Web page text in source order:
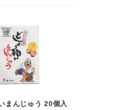
まんじゅう 20個入